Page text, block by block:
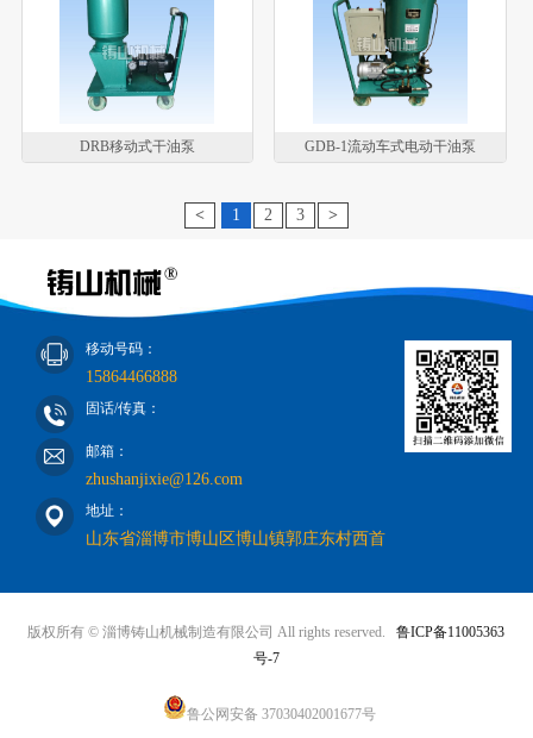
DRB移动式干油泵 GDB-1流动车式电动干油泵
< 1 2 3 >
移动号码：
15864466888
固话/传真：
邮箱：
zhushanjixie@126.com
地址：
山东省淄博市博山区博山镇郭庄东村西首
版权所有 © 淄博铸山机械制造有限公司 All rights reserved.鲁ICP备11005363
号-7
鲁公网安备 37030402001677号